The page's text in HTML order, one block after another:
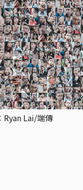
Ryan Lai/端傳